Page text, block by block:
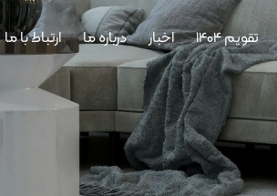
تقویم 1404 اخبار درباره ما ارتباط با ما